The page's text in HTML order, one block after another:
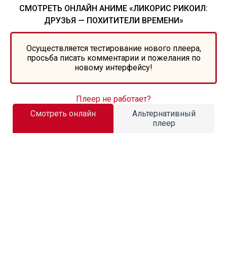
СМОТРЕТЬ ОНЛАЙН АНИМЕ «ЛИКОРИС РИКОИЛ:
ДРУЗЬЯ — ПОХИТИТЕЛИ ВРЕМЕНИ»
Осуществляется тестирование нового плеера,
просьба писать комментарии и пожелания по
новому интерфейсу!
Смотреть онлайн
Альтернативный
плеер
Плеер не работает?